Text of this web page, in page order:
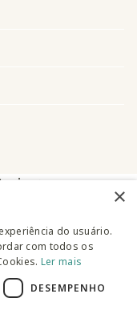
×
do usuário.
com todos os
Ler mais
DESEMPENHO